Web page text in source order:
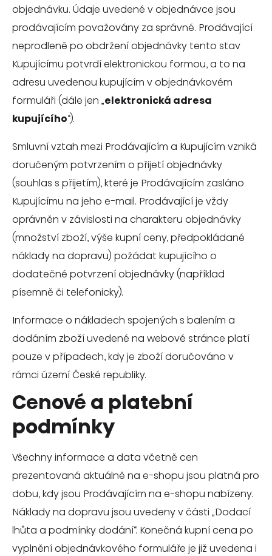
objednávku. Údaje uvedené v objednávce jsou
prodávajícím považovány za správné. Prodávající
neprodleně po obdržení objednávky tento stav
Kupujícímu potvrdí elektronickou formou, a to na
adresu uvedenou kupujícím v objednávkovém
formuláři (dále jen „elektronická adresa
kupujícího“).
Smluvní vztah mezi Prodávajícím a Kupujícím vzniká
doručeným potvrzením o přijetí objednávky
(souhlas s přijetím), které je Prodávajícím zasláno
Kupujícímu na jeho e-mail. Prodávající je vždy
oprávněn v závislosti na charakteru objednávky
(množství zboží, výše kupní ceny, předpokládané
náklady na dopravu) požádat kupujícího o
dodatečné potvrzení objednávky (například
písemně či telefonicky).
Informace o nákladech spojených s balením a
dodáním zboží uvedené na webové stránce platí
pouze v případech, kdy je zboží doručováno v
rámci území České republiky.
Cenové a platební
podmínky
Všechny informace a data včetně cen
prezentovaná aktuálně na e-shopu jsou platná pro
dobu, kdy jsou Prodávajícím na e-shopu nabízeny.
Náklady na dopravu jsou uvedeny v části „Dodací
lhůta a podmínky dodání“. Konečná kupní cena po
vyplnění objednávkového formuláře je již uvedena i